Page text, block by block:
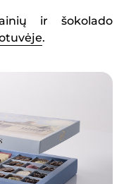
ir šokolado
.